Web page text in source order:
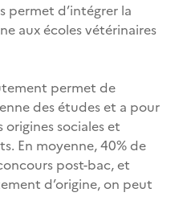
permet d’intégrer la
aux écoles vétérinaires
permet de
des études et a pour
sociales et
En moyenne, 40% de
post-bac, et
d’origine, on peut